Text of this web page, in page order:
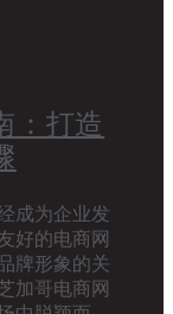
：打造
成为企业发
好的电商网
牌形象的关
加哥电商网